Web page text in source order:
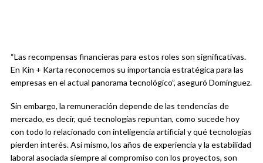
“Las recompensas financieras para estos roles son significativas.
En Kin + Karta reconocemos su importancia estratégica para las
empresas en el actual panorama tecnológico”, aseguró Domínguez.
Sin embargo, la remuneración depende de las tendencias de
mercado, es decir, qué tecnologías repuntan, como sucede hoy
con todo lo relacionado con inteligencia artificial y qué tecnologías
pierden interés. Así mismo, los años de experiencia y la estabilidad
laboral asociada siempre al compromiso con los proyectos, son